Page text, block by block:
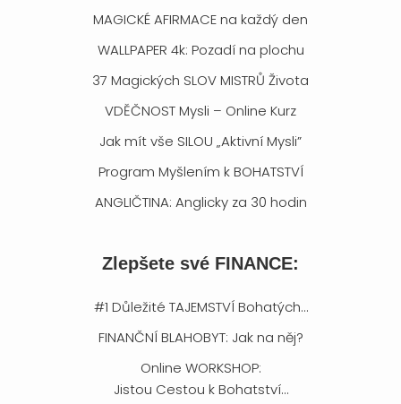
MAGICKÉ AFIRMACE na každý den
WALLPAPER 4k: Pozadí na plochu
37 Magických SLOV MISTRŮ Života
VDĚČNOST Mysli – Online Kurz
Jak mít vše SILOU „Aktivní Mysli”
Program Myšlením k BOHATSTVÍ
ANGLIČTINA: Anglicky za 30 hodin
Zlepšete své FINANCE:
#1 Důležité TAJEMSTVÍ Bohatých…
FINANČNÍ BLAHOBYT: Jak na něj?
Online WORKSHOP:
Jistou Cestou k Bohatství…